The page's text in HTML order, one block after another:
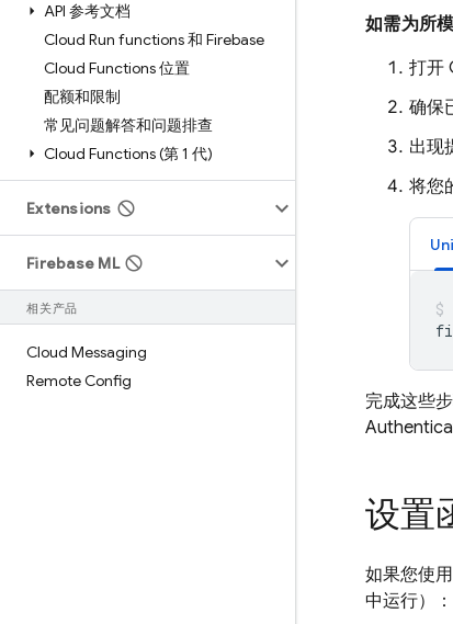
API 参考文档
Cloud Run functions 和 Firebase
Cloud Functions 位置
配额和限制
常见问题解答和问题排查
Cloud Functions (第 1 代)
Extensions
Firebase ML
相关产品
Cloud Messaging
Remote Config
如需为所
打开
确保
出现
将您
完成这些
设置
如果您使
中运行）：